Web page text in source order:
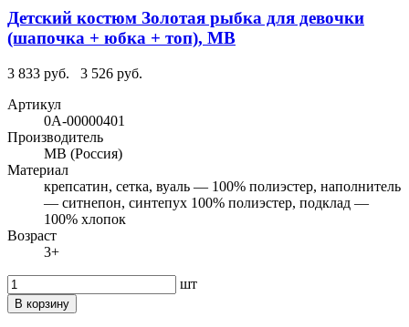
Детский костюм Золотая рыбка для девочки
(шапочка + юбка + топ), МВ
3 833 руб.
3 526 руб.
Артикул
0А-00000401
Производитель
МВ (Россия)
Материал
крепсатин, сетка, вуаль — 100% полиэстер, наполнитель
— ситнепон, синтепух 100% полиэстер, подклад —
100% хлопок
Возраст
3+
шт
В корзину